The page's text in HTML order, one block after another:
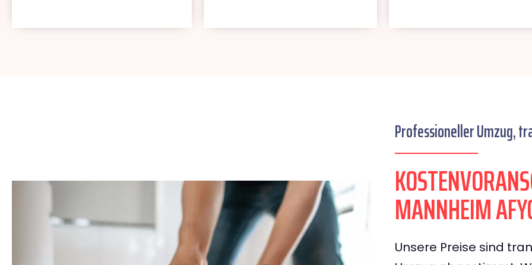
Professioneller Umzug,
MANNHEIM
Unsere Preise sind